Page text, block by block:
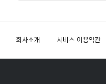
회사소개 서비스 이용약관